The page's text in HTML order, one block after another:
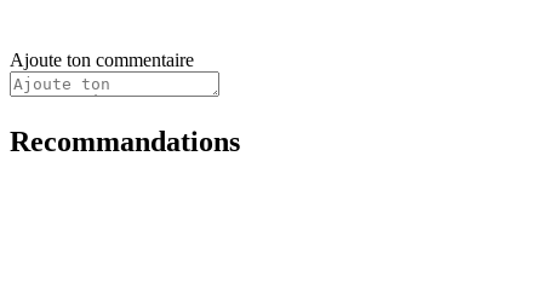
Ajoute ton commentaire
Recommandations